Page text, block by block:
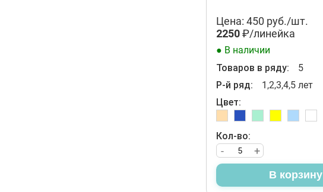
Цена: 450 руб./шт.
2250₽/линейка
● В наличии
Товаров в ряду:
5
Р-й ряд:
1,2,3,4,5 лет
Цвет:
Кол-во:
+
-
В корзину